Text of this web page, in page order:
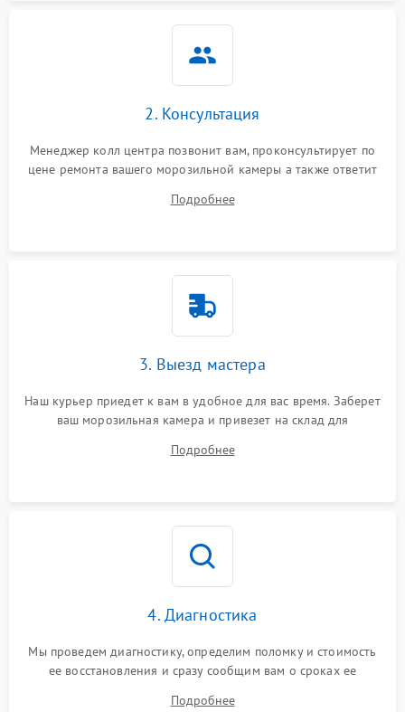
2. Консультация
Менеджер колл центра позвонит вам, проконсультирует по
цене ремонта вашего морозильной камеры а также ответит
Подробнее
3. Выезд мастера
Наш курьер приедет к вам в удобное для вас время. Заберет
ваш морозильная камера и привезет на склад для
Подробнее
4. Диагностика
Мы проведем диагностику, определим поломку и стоимость
ее восстановления и сразу сообщим вам о сроках ее
Подробнее